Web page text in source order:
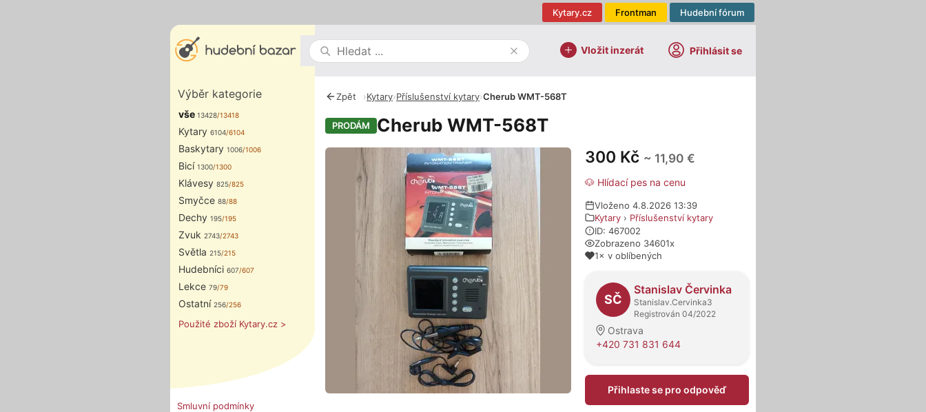
Hudební fórum
Frontman
Kytary.cz
Vložit inzerát Přihlásit se
Výběr kategorie
vše 13428/13418
Kytary 6104/6104
Baskytary 1006/1006
Bicí 1300/1300
Klávesy 825/825
Smyčce 88/88
Dechy 195/195
Zvuk 2743/2743
Světla 215/215
Hudebníci 607/607
Lekce 79/79
Ostatní 256/256
Použité zboží Kytary.cz >
Smluvní podmínky
Zpět ›Kytary›Příslušenství kytary›Cherub WMT-568T
PRODÁM Cherub WMT-568T
Fotografie 300 Kč ~ 11,90 €
🐶 Hlídací pes na cenu
Vloženo 4.8.2026 13:39
Kytary › Příslušenství kytary
ID: 467002
Zobrazeno 34601x
1× v oblíbených
O prodejci
SČ
Stanislav Červinka
Stanislav.Cervinka3
Registrován 04/2022
Ostrava
+420 731 831 644
Přihlaste se pro odpověď